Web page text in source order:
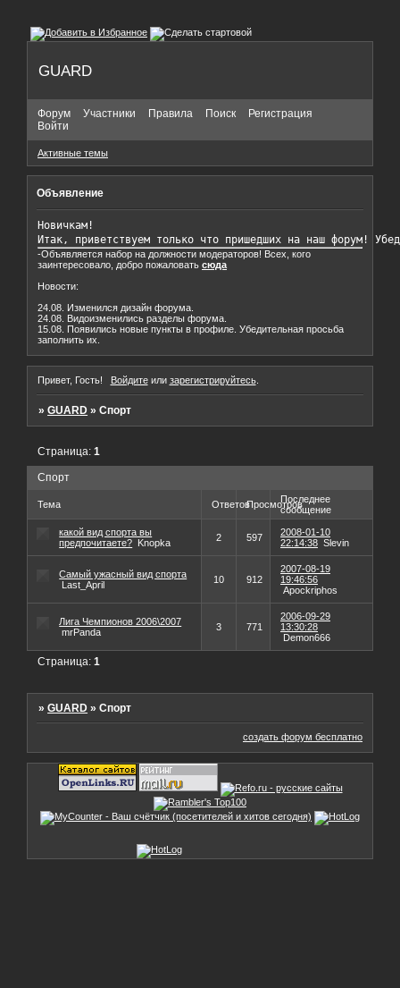
GUARD
Форум Участники Правила Поиск
Регистрация
Войти
Активные темы
Объявление
Новичкам!
Итак, приветствуем только что пришедших на наш форум!
-Объявляется набор на должности модераторов! Всех, кого
заинтересовало, добро пожаловать сюда
Новости:
24.08. Изменился дизайн форума.
24.08. Видоизменились разделы форума.
15.08. Появились новые пункты в профиле. Убедительная просьба
заполнить их.
Привет, Гость! Войдитеили зарегистрируйтесь.
»GUARD »Спорт
Спорт
Страница:1
Тема ОтветовПросмотровПоследнее
сообщение
какой вид спорта вы
предпочитаете? Knopka 2 597
2008-01-10
22:14:38 Slevin
Самый ужасный вид спорта
Last_April
10 912
2007-08-19
19:46:56
Apockriphos
Лига Чемпионов 2006\2007
mrPanda
3 771
2006-09-29
13:30:28
Demon666
Страница:1
»GUARD »Спорт
создать форум бесплатно